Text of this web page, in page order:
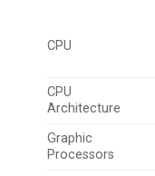
CPU
CPU
Architecture
Graphic
Processors